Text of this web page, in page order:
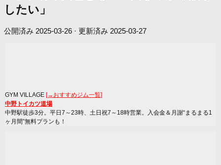
したい」
公開済み 2025-03-26 · 更新済み 2025-03-27
GYM VILLAGE [→おすすめジム一覧]
中野トイカツ道場
中野駅徒歩3分。平日7～23時、土日祝7～18時営業。入会金＆月謝“まるまる1
ヶ月間”無料プランも！